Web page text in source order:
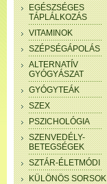
EGÉSZSÉGES
TÁPLÁLKOZÁS
VITAMINOK
SZÉPSÉGÁPOLÁS
ALTERNATÍV
GYÓGYÁSZAT
GYÓGYTEÁK
SZEX
PSZICHOLÓGIA
SZENVEDÉLY-
BETEGSÉGEK
SZTÁR-ÉLETMÓDI
KÜLÖNÖS SORSOK